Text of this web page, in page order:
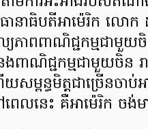
ធានាធិបតីអាម៉េរិក ល
ភាពពាណិជ្ជកម្មជាមួយ
ងពាណិជ្ជកម្មជាមួយចិន
សម្ពន្ធមិត្តជាច្រើនចា
េលនេះ គឺអាម៉េរិក ចង់ម